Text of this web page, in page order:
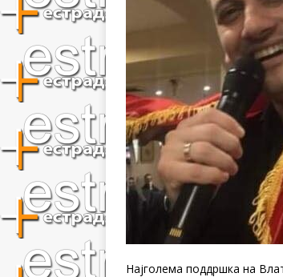
Најголема поддршка на